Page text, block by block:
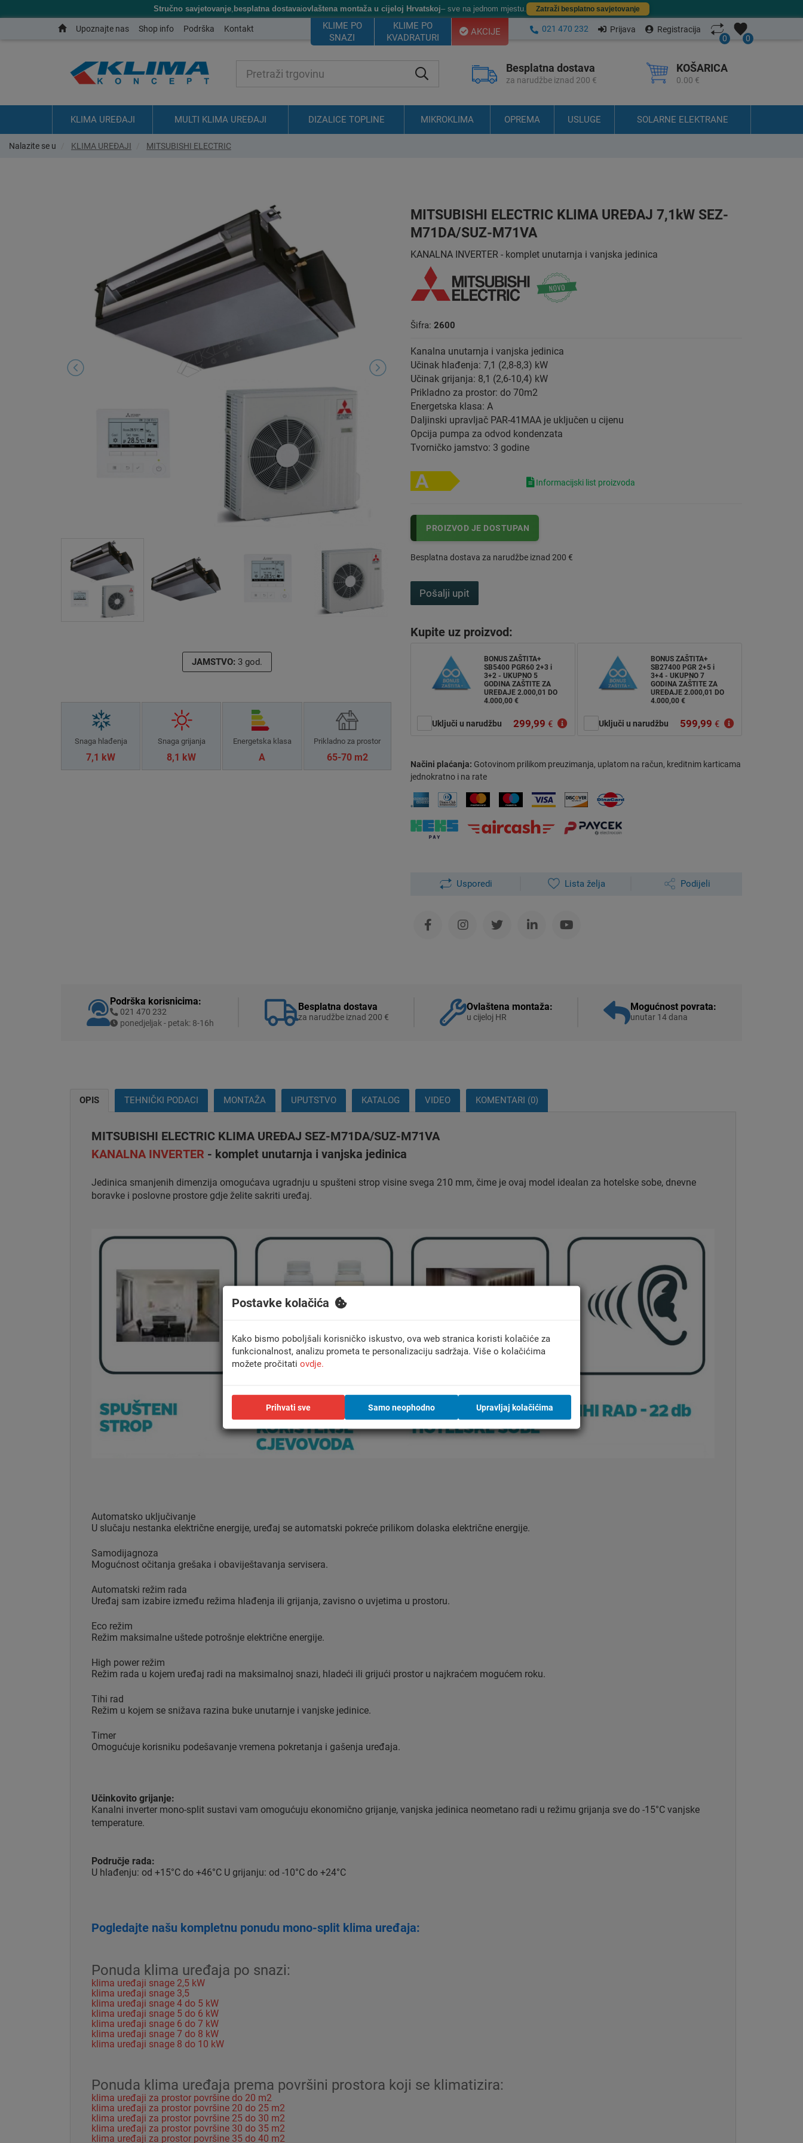
Stručno savjetovanje, besplatna dostavaiovlaštena montaža u cijeloj Hrvatskoj– sve na jednom mjestu. Zatraži besplatno savjetovanje
KLIME PO
SNAZI
KLIME PO
KVADRATURI
AKCIJE
Upoznajte nas Shop info Podrška Kontakt 021 470 232 Prijava
Registracija
0
0
Besplatna dostava
za narudžbe iznad 200 €
KOŠARICA
0.00 €
KLIMA UREĐAJI MULTI KLIMA UREĐAJI DIZALICE TOPLINE MIKROKLIMA OPREMA USLUGE SOLARNE ELEKTRANE
Nalazite se u KLIMA UREĐAJI MITSUBISHI ELECTRIC
JAMSTVO: 3 god.
Snaga hlađenja
7,1 kW
Snaga grijanja
8,1 kW
Energetska klasa
A
Prikladno za prostor
65-70 m2
MITSUBISHI ELECTRIC KLIMA UREĐAJ 7,1kW SEZ-
M71DA/SUZ-M71VA
KANALNA INVERTER - komplet unutarnja i vanjska jedinica
Šifra: 2600
Kanalna unutarnja i vanjska jedinica
Učinak hlađenja: 7,1 (2,8-8,3) kW
Učinak grijanja: 8,1 (2,6-10,4) kW
Prikladno za prostor: do 70m2
Energetska klasa: A
Daljinski upravljač PAR-41MAA je uključen u cijenu
Opcija pumpa za odvod kondenzata
Tvorničko jamstvo: 3 godine
Informacijski list proizvoda
PROIZVOD JE DOSTUPAN
Besplatna dostava za narudžbe iznad 200 €
Pošalji upit
Kupite uz proizvod:
BONUS ZAŠTITA+
SB5400 PGR60 2+3 i
3+2 - UKUPNO 5
GODINA ZAŠTITE ZA
UREĐAJE 2.000,01 DO
4.000,00 €
Uključi u narudžbu 299,99 €
BONUS ZAŠTITA+
SB27400 PGR 2+5 i
3+4 - UKUPNO 7
GODINA ZAŠTITE ZA
UREĐAJE 2.000,01 DO
4.000,00 €
Uključi u narudžbu 599,99 €
Načini plaćanja: Gotovinom prilikom preuzimanja, uplatom na račun, kreditnim karticama
jednokratno i na rate
Usporedi Lista želja Podijeli
Podrška korisnicima:
021 470 232
ponedjeljak - petak: 8-16h
Besplatna dostava
za narudžbe iznad 200 €
Ovlaštena montaža:
u cijeloj HR
Mogućnost povrata:
unutar 14 dana
OPIS TEHNIČKI PODACI MONTAŽA UPUTSTVO KATALOG VIDEO KOMENTARI (0)
MITSUBISHI ELECTRIC KLIMA UREĐAJ SEZ-M71DA/SUZ-M71VA
KANALNA INVERTER - komplet unutarnja i vanjska jedinica
Jedinica smanjenih dimenzija omogućava ugradnju u spušteni strop visine svega 210 mm, čime je ovaj model idealan za hotelske sobe, dnevne
boravke i poslovne prostore gdje želite sakriti uređaj.
Automatsko uključivanje
U slučaju nestanka električne energije, uređaj se automatski pokreće prilikom dolaska električne energije.
Samodijagnoza
Mogućnost očitanja grešaka i obaviještavanja servisera.
Automatski režim rada
Uređaj sam izabire između režima hlađenja ili grijanja, zavisno o uvjetima u prostoru.
Eco režim
Režim maksimalne uštede potrošnje električne energije.
High power režim
Režim rada u kojem uređaj radi na maksimalnoj snazi, hladeći ili grijući prostor u najkraćem mogućem roku.
Tihi rad
Režim u kojem se snižava razina buke unutarnje i vanjske jedinice.
Timer
Omogućuje korisniku podešavanje vremena pokretanja i gašenja uređaja.
Učinkovito grijanje:
Kanalni inverter mono-split sustavi vam omogućuju ekonomično grijanje, vanjska jedinica neometano radi u režimu grijanja sve do -15°C vanjske
temperature.
Područje rada:
U hlađenju: od +15°C do +46°C U grijanju: od -10°C do +24°C
Pogledajte našu kompletnu ponudu mono-split klima uređaja:
Ponuda klima uređaja po snazi:
klima uređaji snage 2,5 kW
klima uređaji snage 3,5
klima uređaji snage 4 do 5 kW
klima uređaji snage 5 do 6 kW
klima uređaji snage 6 do 7 kW
klima uređaji snage 7 do 8 kW
klima uređaji snage 8 do 10 kW
Ponuda klima uređaja prema površini prostora koji se klimatizira:
klima uređaji za prostor površine do 20 m2
klima uređaji za prostor površine 20 do 25 m2
klima uređaji za prostor površine 25 do 30 m2
klima uređaji za prostor površine 30 do 35 m2
klima uređaji za prostor površine 35 do 40 m2
Postavke kolačića
Kako bismo poboljšali korisničko iskustvo, ova web stranica koristi kolačiće za
funkcionalnost, analizu prometa te personalizaciju sadržaja. Više o kolačićima
možete pročitati ovdje.
Prihvati sve Samo neophodno Upravljaj kolačićima